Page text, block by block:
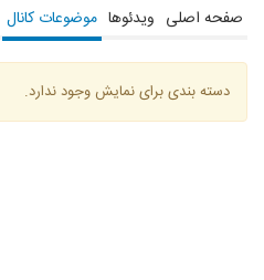
صفحه اصلی ویدئوها موضوعات کانال
دسته بندی برای نمایش وجود ندارد.